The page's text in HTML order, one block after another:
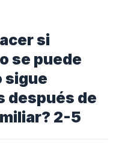
si
se puede
sigue
después de
2-5